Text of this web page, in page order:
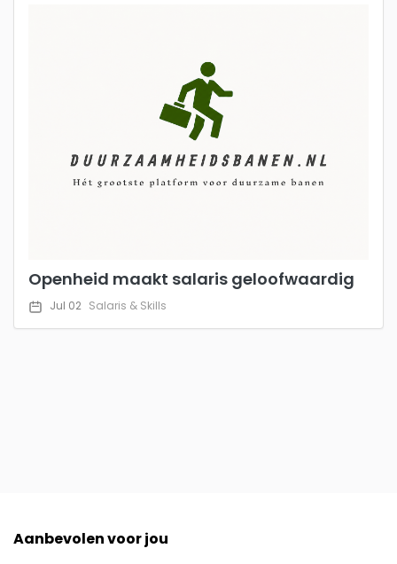
Openheid maakt salaris geloofwaardig
Jul 02 Salaris & Skills
Aanbevolen voor jou